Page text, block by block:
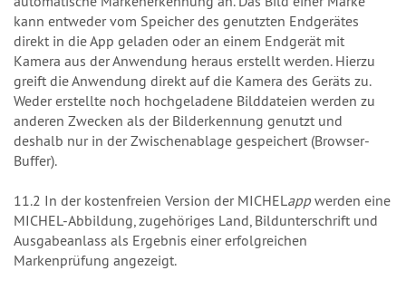
kann entweder vom Speicher des genutzten Endgerätes
direkt in die App geladen oder an einem Endgerät mit
Kamera aus der Anwendung heraus erstellt werden. Hierzu
greift die Anwendung direkt auf die Kamera des Geräts zu.
Weder erstellte noch hochgeladene Bilddateien werden zu
anderen Zwecken als der Bilderkennung genutzt und
deshalb nur in der Zwischenablage gespeichert (Browser-
Buffer).
11.2 In der kostenfreien Version der MICHELappwerden eine
MICHEL-Abbildung, zugehöriges Land, Bildunterschrift und
Ausgabeanlass als Ergebnis einer erfolgreichen
Markenprüfung angezeigt.